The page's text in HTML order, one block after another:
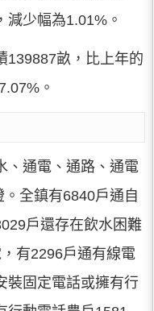
減少幅為1.01%。
139887畝，比上年的
。
、通電、通路、通電
全鎮有6840戶通自
戶還存在飲水困難
有2296戶通有線電
裝固定電話或擁有行